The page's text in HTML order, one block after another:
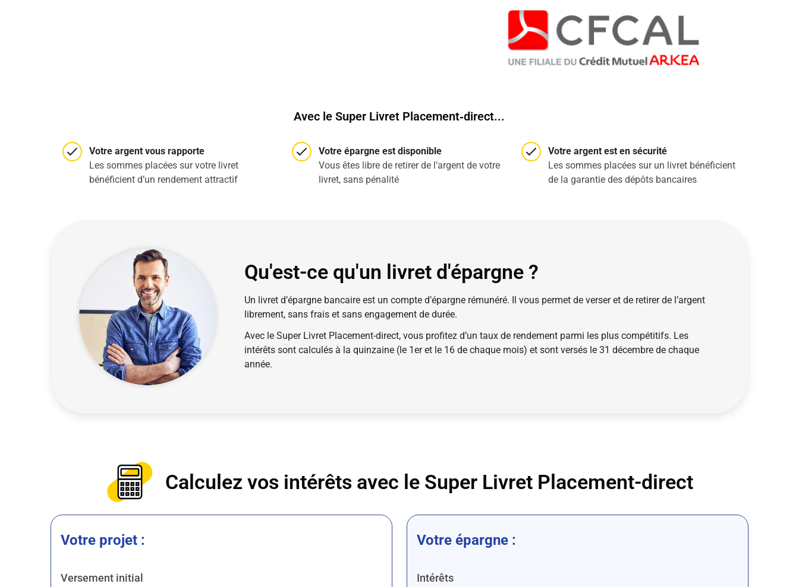
Avec le Super Livret Placement‑direct...
Votre argent vous rapporte
Les sommes placées sur votre livret
bénéficient d’un rendement attractif
Votre épargne est disponible
Vous êtes libre de retirer de l’argent de votre
livret, sans pénalité
Votre argent est en sécurité
Les sommes placées sur un livret bénéficient
de la garantiedes dépôts bancaires
Qu'est-ce qu'un livret d'épargne ?
Un livret d’épargne bancaire est un compte d’épargne rémunéré. Il vous permet de verser et de retirer de l’argent
librement, sans frais et sans engagement de durée.
Avec le Super Livret Placement-direct, vous profitez d’un taux de rendement parmi les plus compétitifs. Les
intérêts sont calculés à la quinzaine (le 1er et le 16 de chaque mois) et sont versés le 31 décembre de chaque
année.
Calculez vos intérêts avec le Super Livret Placement-direct
Votre projet :
Versement initial
Votre épargne :
Intérêts